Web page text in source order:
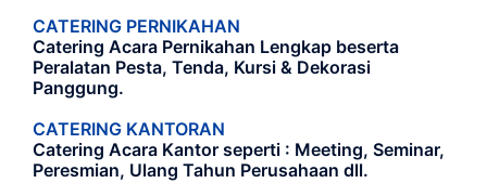
CATERING PERNIKAHAN
Catering Acara Pernikahan Lengkap beserta
Peralatan Pesta, Tenda, Kursi & Dekorasi
Panggung.
CATERING KANTORAN
Catering Acara Kantor seperti : Meeting, Seminar,
Peresmian, Ulang Tahun Perusahaan dll.